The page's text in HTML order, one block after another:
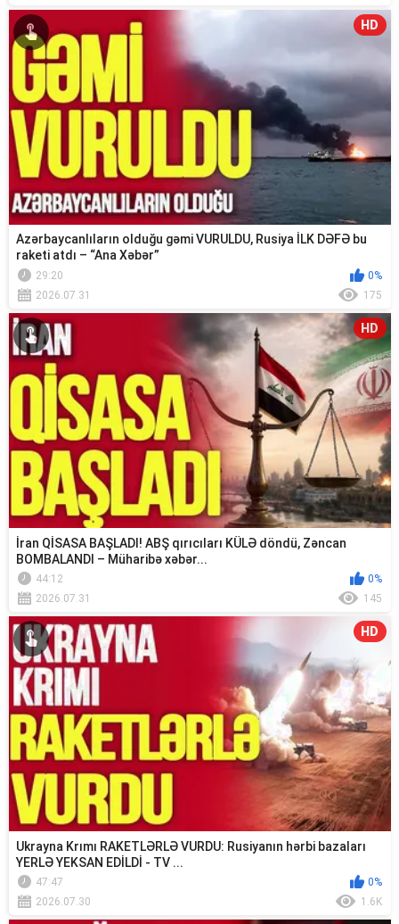
HD
Azərbaycanlıların olduğu gəmi VURULDU, Rusiya İLK DƏFƏ bu
raketi atdı – “Ana Xəbər”
29:20
0%
2026.07.31
175
HD
İran QİSASA BAŞLADI! ABŞ qırıcıları KÜLƏ döndü, Zəncan
BOMBALANDI – Müharibə xəbər...
44:12
0%
2026.07.31
145
HD
Ukrayna Krımı RAKETLƏRLƏ VURDU: Rusiyanın hərbi bazaları
YERLƏ YEKSAN EDİLDİ - TV ...
47:47
0%
2026.07.30
1.6K